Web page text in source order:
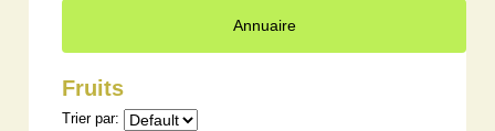
Annuaire
Fruits
Trier par: